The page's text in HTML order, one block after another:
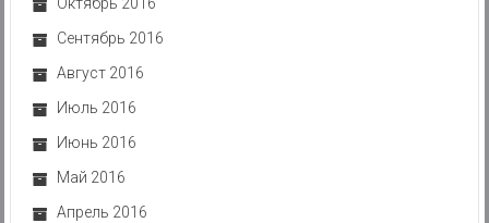
Сентябрь 2016
Август 2016
Июль 2016
Июнь 2016
Май 2016
Апрель 2016